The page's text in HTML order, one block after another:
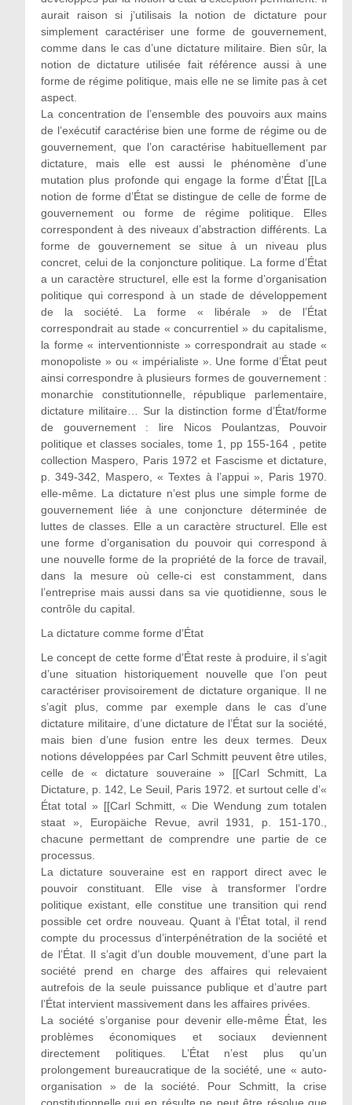
aurait raison si j’utilisais la notion de dictature pour
simplement caractériser une forme de gouvernement,
comme dans le cas d’une dictature militaire. Bien sûr, la
notion de dictature utilisée fait référence aussi à une
forme de régime politique, mais elle ne se limite pas à cet
aspect.
La concentration de l’ensemble des pouvoirs aux mains
de l’exécutif caractérise bien une forme de régime ou de
gouvernement, que l’on caractérise habituellement par
dictature, mais elle est aussi le phénomène d’une
mutation plus profonde qui engage la forme d’État [[La
notion de forme d’État se distingue de celle de forme de
gouvernement ou forme de régime politique. Elles
correspondent à des niveaux d’abstraction différents. La
forme de gouvernement se situe à un niveau plus
concret, celui de la conjoncture politique. La forme d’État
a un caractère structurel, elle est la forme d’organisation
politique qui correspond à un stade de développement
de la société. La forme « libérale » de l’État
correspondrait au stade « concurrentiel » du capitalisme,
la forme « interventionniste » correspondrait au stade «
monopoliste » ou « impérialiste ». Une forme d’État peut
ainsi correspondre à plusieurs formes de gouvernement :
monarchie constitutionnelle, république parlementaire,
dictature militaire… Sur la distinction forme d’État/forme
de gouvernement : lire Nicos Poulantzas, Pouvoir
politique et classes sociales, tome 1, pp 155-164 , petite
collection Maspero, Paris 1972 et Fascisme et dictature,
p. 349-342, Maspero, « Textes à l’appui », Paris 1970.
elle-même. La dictature n’est plus une simple forme de
gouvernement liée à une conjoncture déterminée de
luttes de classes. Elle a un caractère structurel. Elle est
une forme d’organisation du pouvoir qui correspond à
une nouvelle forme de la propriété de la force de travail,
dans la mesure où celle-ci est constamment, dans
l’entreprise mais aussi dans sa vie quotidienne, sous le
contrôle du capital.
La dictature comme forme d’État
Le concept de cette forme d’État reste à produire, il s’agit
d’une situation historiquement nouvelle que l’on peut
caractériser provisoirement de dictature organique. Il ne
s’agit plus, comme par exemple dans le cas d’une
dictature militaire, d’une dictature de l’État sur la société,
mais bien d’une fusion entre les deux termes. Deux
notions développées par Carl Schmitt peuvent être utiles,
celle de « dictature souveraine » [[Carl Schmitt, La
Dictature, p. 142, Le Seuil, Paris 1972. et surtout celle d’«
État total » [[Carl Schmitt, « Die Wendung zum totalen
staat », Europäiche Revue, avril 1931, p. 151-170.,
chacune permettant de comprendre une partie de ce
processus.
La dictature souveraine est en rapport direct avec le
pouvoir constituant. Elle vise à transformer l’ordre
politique existant, elle constitue une transition qui rend
possible cet ordre nouveau. Quant à l’État total, il rend
compte du processus d’interpénétration de la société et
de l’État. Il s’agit d’un double mouvement, d’une part la
société prend en charge des affaires qui relevaient
autrefois de la seule puissance publique et d’autre part
l’État intervient massivement dans les affaires privées.
La société s’organise pour devenir elle-même État, les
problèmes économiques et sociaux deviennent
directement politiques. L’État n’est plus qu’un
prolongement bureaucratique de la société, une « auto-
organisation » de la société. Pour Schmitt, la crise